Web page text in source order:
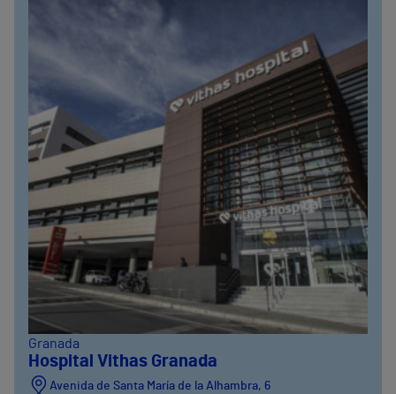
Granada
Hospital Vithas Granada
Avenida de Santa María de la Alhambra, 6